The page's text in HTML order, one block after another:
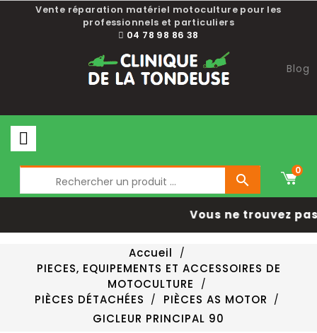
Vente réparation matériel motoculture pour les
professionnels et particuliers
04 78 98 86 38
Blog

0
Vous ne trouvez
Accueil
PIECES, EQUIPEMENTS ET ACCESSOIRES DE
MOTOCULTURE
PIÈCES DÉTACHÉES
PIÈCES AS MOTOR
GICLEUR PRINCIPAL 90